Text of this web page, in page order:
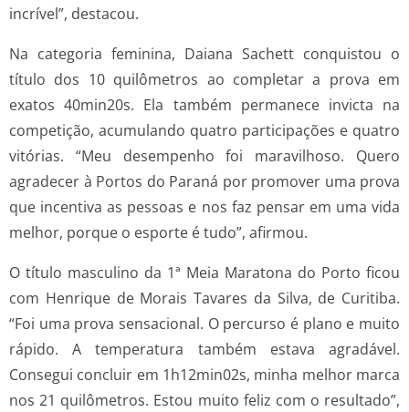
incrível”, destacou.
Na categoria feminina, Daiana Sachett conquistou o
título dos 10 quilômetros ao completar a prova em
exatos 40min20s. Ela também permanece invicta na
competição, acumulando quatro participações e quatro
vitórias. “Meu desempenho foi maravilhoso. Quero
agradecer à Portos do Paraná por promover uma prova
que incentiva as pessoas e nos faz pensar em uma vida
melhor, porque o esporte é tudo”, afirmou.
O título masculino da 1ª Meia Maratona do Porto ficou
com Henrique de Morais Tavares da Silva, de Curitiba.
“Foi uma prova sensacional. O percurso é plano e muito
rápido. A temperatura também estava agradável.
Consegui concluir em 1h12min02s, minha melhor marca
nos 21 quilômetros. Estou muito feliz com o resultado”,